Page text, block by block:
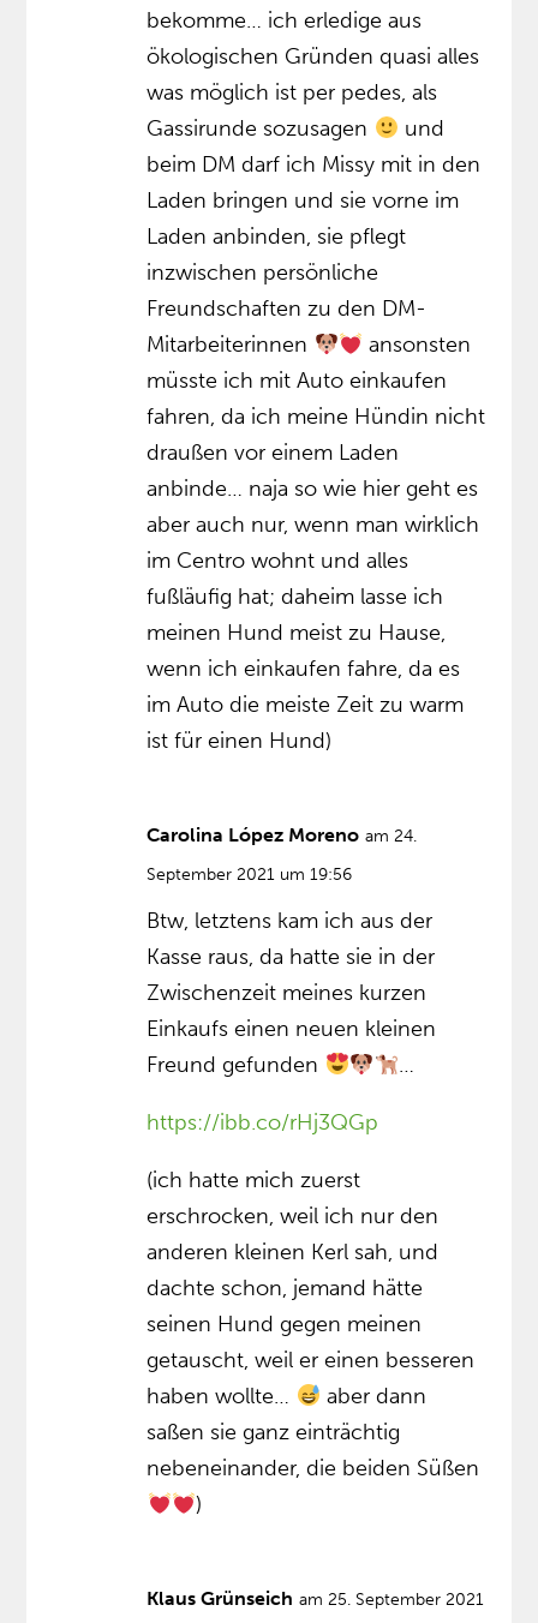
bekomme… ich erledige aus
ökologischen Gründen quasi alles
was möglich ist per pedes, als
Gassirunde sozusagen
und
beim DM darf ich Missy mit in den
Laden bringen und sie vorne im
Laden anbinden, sie pflegt
inzwischen persönliche
Freundschaften zu den DM-
Mitarbeiterinnen
ansonsten
müsste ich mit Auto einkaufen
fahren, da ich meine Hündin nicht
draußen vor einem Laden
anbinde… naja so wie hier geht es
aber auch nur, wenn man wirklich
im Centro wohnt und alles
fußläufig hat; daheim lasse ich
meinen Hund meist zu Hause,
wenn ich einkaufen fahre, da es
im Auto die meiste Zeit zu warm
ist für einen Hund)
Carolina López Moreno am 24.
September 2021 um 19:56
Btw, letztens kam ich aus der
Kasse raus, da hatte sie in der
Zwischenzeit meines kurzen
Einkaufs einen neuen kleinen
Freund gefunden
…
https://ibb.co/rHj3QGp
(ich hatte mich zuerst
erschrocken, weil ich nur den
anderen kleinen Kerl sah, und
dachte schon, jemand hätte
seinen Hund gegen meinen
getauscht, weil er einen besseren
haben wollte…
aber dann
saßen sie ganz einträchtig
nebeneinander, die beiden Süßen
)
Klaus Grünseich am 25. September 2021